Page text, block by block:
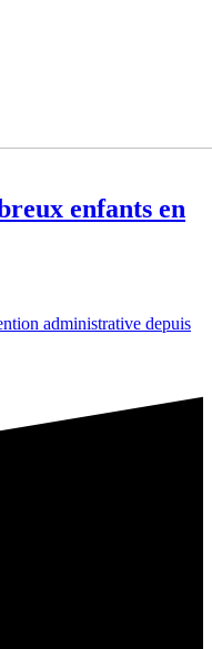
enfants en
administrative depuis